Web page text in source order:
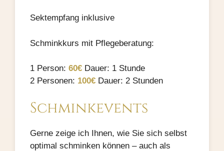
Sektempfang inklusive
Schminkkurs mit Pflegeberatung:
1 Person: 60€ Dauer: 1 Stunde
2 Personen: 100€ Dauer: 2 Stunden
Schminkevents
Gerne zeige ich Ihnen, wie Sie sich selbst
optimal schminken können – auch als